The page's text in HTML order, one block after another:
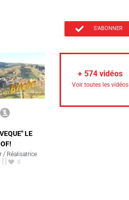
S'ABONNER
LE
/ Réalisatrice
0
+ 574 vidéos
Voir toutes les vidéos